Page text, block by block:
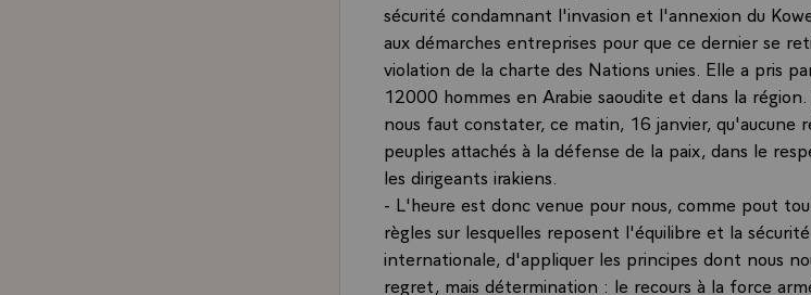
sécurité condamnant l'invasion et l'annexion du
aux démarches entreprises pour que ce dernier se
violation de la charte des Nations unies. Elle a pris
12000 hommes en Arabie saoudite et dans la
nous faut constater, ce matin, 16 janvier,
peuples attachés à la défense de la paix, dans le
les dirigeants irakiens.
- L'heure est donc venue pour nous, comme pout
règles sur lesquelles reposent l'équilibre et la
internationale, d'appliquer les principes dont nous
regret, mais détermination : le recours à la force